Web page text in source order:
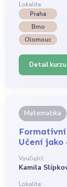
Lokalita:
Praha
Brno
Olomouc
Detail kurzu
Matematika
Učení jako
Vyučující:
Kamila
Lokalita: